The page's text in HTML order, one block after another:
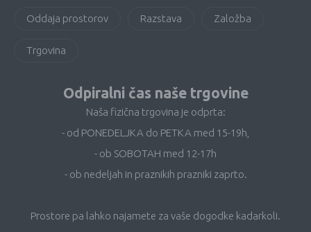
Oddaja prostorov Razstava Založba
Trgovina
Odpiralni čas naše trgovine
Naša fizična trgovina je odprta:
- od PONEDELJKA do PETKA med 15-19h,
- ob SOBOTAH med 12-17h
- ob nedeljah in praznikih prazniki zaprto.
Prostore pa lahko najamete za vaše dogodke kadarkoli.